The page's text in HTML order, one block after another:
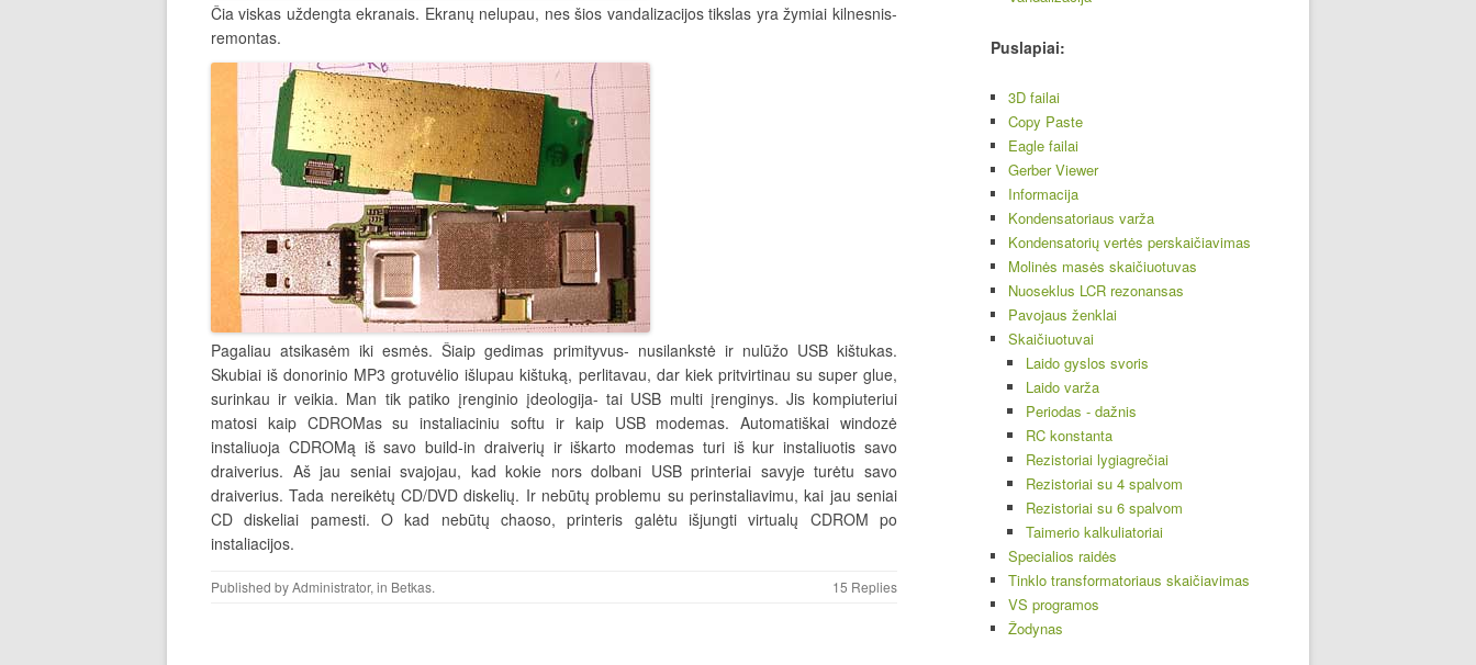
Čia viskas uždengta ekranais. Ekranų nelupau, nes šios vandalizacijos tikslas yra žymiai kilnesnis-
remontas.
Pagaliau atsikasėm iki esmės. Šiaip gedimas primityvus- nusilankstė ir nulūžo USB kištukas.
Skubiai iš donorinio MP3 grotuvėlio išlupau kištuką, perlitavau, dar kiek pritvirtinau su super glue,
surinkau ir veikia. Man tik patiko įrenginio įdeologija- tai USB multi įrenginys. Jis kompiuteriui
matosi kaip CDROMas su instaliaciniu softu ir kaip USB modemas. Automatiškai windozė
instaliuoja CDROMą iš savo build-in draiverių ir iškarto modemas turi iš kur instaliuotis savo
draiverius. Aš jau seniai svajojau, kad kokie nors dolbani USB printeriai savyje turėtu savo
draiverius. Tada nereikėtų CD/DVD diskelių. Ir nebūtų problemu su perinstaliavimu, kai jau seniai
CD diskeliai pamesti. O kad nebūtų chaoso, printeris galėtu išjungti virtualų CDROM po
instaliacijos.
Published byAdministrator, in Betkas. 15 Replies
Puslapiai:
3D failai
Copy Paste
Eagle failai
Gerber Viewer
Informacija
Kondensatoriaus varža
Kondensatorių vertės perskaičiavimas
Molinės masės skaičiuotuvas
Nuoseklus LCR rezonansas
Pavojaus ženklai
Skaičiuotuvai
Laido gyslos svoris
Laido varža
Periodas - dažnis
RC konstanta
Rezistoriai lygiagrečiai
Rezistoriai su 4 spalvom
Rezistoriai su 6 spalvom
Taimerio kalkuliatoriai
Specialios raidės
Tinklo transformatoriaus skaičiavimas
VS programos
Žodynas